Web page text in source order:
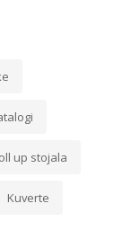
up stojala
Kuverte